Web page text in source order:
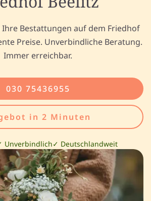
Bestattungen auf dem Friedhof
Preise. Unverbindliche Beratung.
Immer erreichbar.
030 75436955
in 2 Minuten
Unverbindlich✓ Deutschlandweit